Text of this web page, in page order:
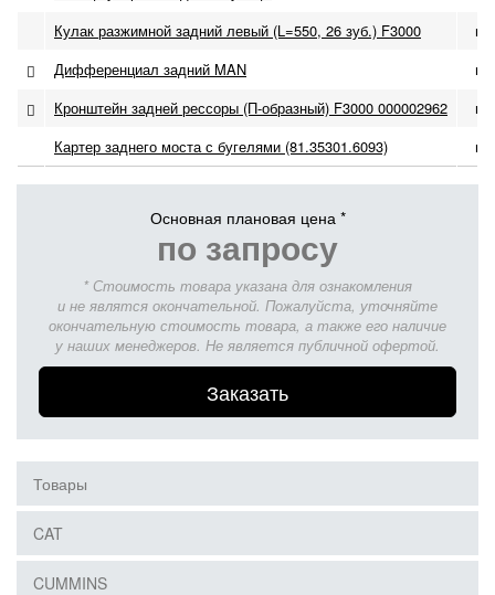
Кулак разжимной задний левый (L=550, 26 зуб.) F3000
по
Дифференциал задний MAN
по
Кронштейн задней рессоры (П-образный) F3000 000002962
по
Картер заднего моста с бугелями (81.35301.6093)
по
Основная плановая цена *
по запросу
* Стоимость товара указана для ознакомления
и не являтся окончательной. Пожалуйста, уточняйте
окончательную стоимость товара, а также его наличие
у наших менеджеров. Не является публичной офертой.
Заказать
Товары
CAT
CUMMINS